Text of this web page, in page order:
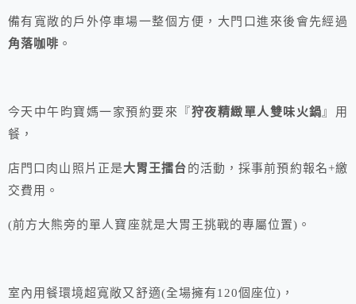
備有寬敞的戶外停車場一整個方便，大門口進來後會先經過
角落咖啡 。
今天中午昀寶媽一家預約要來『狩夜精緻單人雙味火鍋』用
餐，
店門口肉山照片正是大胃王擂台的活動，採事前預約報名+繳
交費用。
(前方大熊旁的單人寶座就是大胃王挑戰的專屬位置)。
室內用餐環境超寬敞又舒適(全場擁有120個座位)，